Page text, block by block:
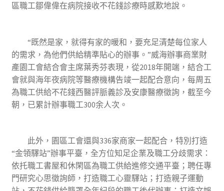
區職工鄒偉偉在病院接收不花錢診療時感歎地說。
“既然是家，就得有家的暖和，要充足清楚每位家人
的需求，為他們供給精準貼心的辦事。”威海辦事商業財
產園工會結合會主席葉秀芬表現，從2018年開端，結合工
會就與海年夜病院等醫療機構告竣一起配合意向，每周五
為職工供給不花錢西醫評脈義診及安康醫療徵詢，截至今
朝，已累計辦事職工300余人次。
此外，園區工會還與336家商家一起配合，特別打造
“金領驛站”辦事平臺，全方位知足企業及職工分歧需求：
依托職工書屋和休閑區為職工供給進修交通平臺；聘任專
門研究心思徵詢師，打造職工心靈驛站；打造親子運動